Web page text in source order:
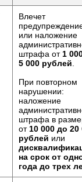
Влечет
или наложение
штрафа от 1
5 000 рублей
При повторном
нарушении:
наложение
штрафа в
от 10 000 до 20
рублей или
на срок от
года до трех